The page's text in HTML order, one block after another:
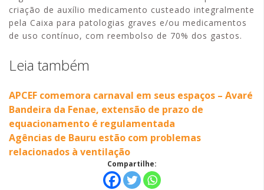
criação de auxílio medicamento custeado integralmente
pela Caixa para patologias graves e/ou medicamentos
de uso contínuo, com reembolso de 70% dos gastos.
Leia também
APCEF comemora carnaval em seus espaços – Avaré
Bandeira da Fenae, extensão de prazo de
equacionamento é regulamentada
Agências de Bauru estão com problemas
relacionados à ventilação
Compartilhe: